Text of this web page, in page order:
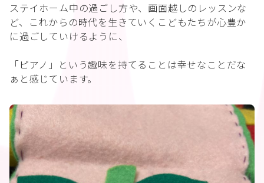
ステイホーム中の過ごし方や、画面越しのレッスンな
ど、これからの時代を生きていくこどもたちが心豊か
に過ごしていけるように、
「ピアノ」という趣味を持てることは幸せなことだな
ぁと感じています。